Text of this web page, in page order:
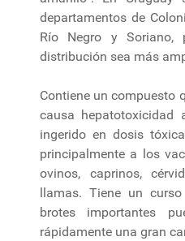
departamentos de
Río Negro y Soriano,
distribución sea más
Contiene un compuesto
causa
ingerido en dosis
principalmente a los
ovinos, caprinos,
llamas. Tiene un
brotes importantes
rápidamente una gran